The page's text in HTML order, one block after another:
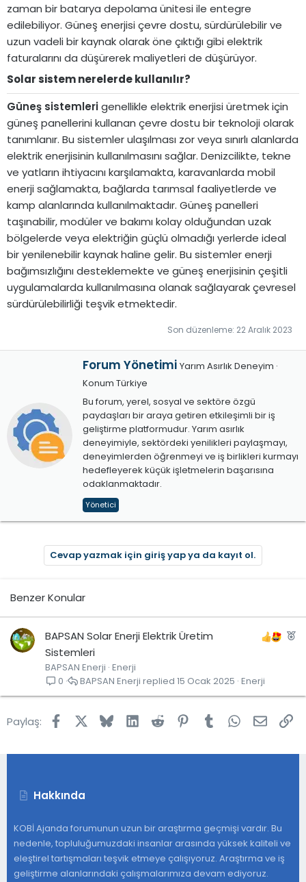
zaman bir batarya depolama ünitesi ile entegre
edilebiliyor. Güneş enerjisi çevre dostu, sürdürülebilir ve
uzun vadeli bir kaynak olarak öne çıktığı gibi elektrik
faturalarını da düşürerek maliyetleri de düşürüyor.
Solar sistem nerelerde kullanılır?​
Güneş sistemlerigenellikle elektrik enerjisi üretmek için
güneş panellerini kullanan çevre dostu bir teknoloji olarak
tanımlanır. Bu sistemler ulaşılması zor veya sınırlı alanlarda
elektrik enerjisinin kullanılmasını sağlar. Denizcilikte, tekne
ve yatların ihtiyacını karşılamakta, karavanlarda mobil
enerji sağlamakta, bağlarda tarımsal faaliyetlerde ve
kamp alanlarında kullanılmaktadır. Güneş panelleri
taşınabilir, modüler ve bakımı kolay olduğundan uzak
bölgelerde veya elektriğin güçlü olmadığı yerlerde ideal
bir yenilenebilir kaynak haline gelir. Bu sistemler enerji
bağımsızlığını desteklemekte ve güneş enerjisinin çeşitli
uygulamalarda kullanılmasına olanak sağlayarak çevresel
sürdürülebilirliği teşvik etmektedir.
Son düzenleme: 22 Aralık 2023
Y
z
a
r
Forum Yönetimi Yarım Asırlık Deneyim ·
Konum Türkiye
Bu forum, yerel, sosyal ve sektöre özgü
paydaşları bir araya getiren etkileşimli bir iş
geliştirme platformudur. Yarım asırlık
deneyimiyle, sektördeki yenilikleri paylaşmayı,
deneyimlerden öğrenmeyi ve iş birlikleri kurmayı
hedefleyerek küçük işletmelerin başarısına
odaklanmaktadır.
Yönetici
Cevap yazmak için giriş yap ya da kayıt ol.
Benzer Konular
Ö
ı
BAPSAN Solar Enerji Elektrik Üretim
Sistemleri
BAPSAN Enerji Enerji
0
Enerji
15 Ocak 2025
BAPSAN Enerji
Paylaş: FacebookBlueskyLinkedInReddit Pinterest
Tumblr WhatsApp
E-
Hakkında
KOBİ Ajanda forumunun uzun bir araştırma geçmişi vardır. Bu
nedenle, topluluğumuzdaki insanlar arasında yüksek kaliteli ve
eleştirel tartışmaları teşvik etmeye çalışıyoruz. Araştırma ve iş
geliştirme alanlarındaki çalışmalarımıza devam ediyoruz.